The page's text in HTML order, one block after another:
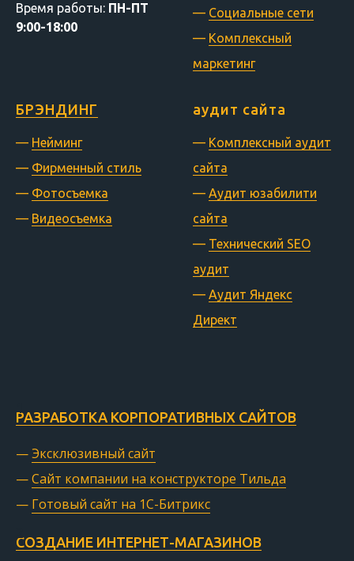
Время работы: ПН-ПТ
9:00-18:00
— Социальные сети
— Комплексный
маркетинг
БРЭНДИНГ
— Нейминг
— Фирменный стиль
— Фотосъемка
— Видеосъемка
аудит сайта
— Комплексный аудит
сайта
— Аудит юзабилити
сайта
— Технический SEO
аудит
— Аудит Яндекс
Директ
РАЗРАБОТКА КОРПОРАТИВНЫХ САЙТОВ
—Эксклюзивный сайт
—Сайт компании на конструкторе Тильда
— Готовый сайт на 1С-Битрикс
СОЗДАНИЕ ИНТЕРНЕТ-МАГАЗИНОВ